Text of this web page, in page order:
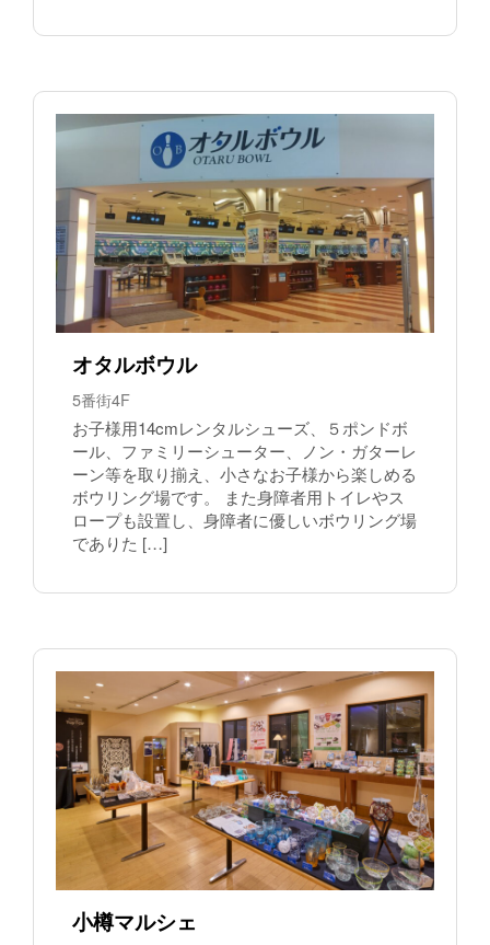
オタルボウル
5番街4F
お子様用14cmレンタルシューズ、５ポンドボ
ール、ファミリーシューター、ノン・ガターレ
ーン等を取り揃え、小さなお子様から楽しめる
ボウリング場です。 また身障者用トイレやス
ロープも設置し、身障者に優しいボウリング場
でありた […]
小樽マルシェ